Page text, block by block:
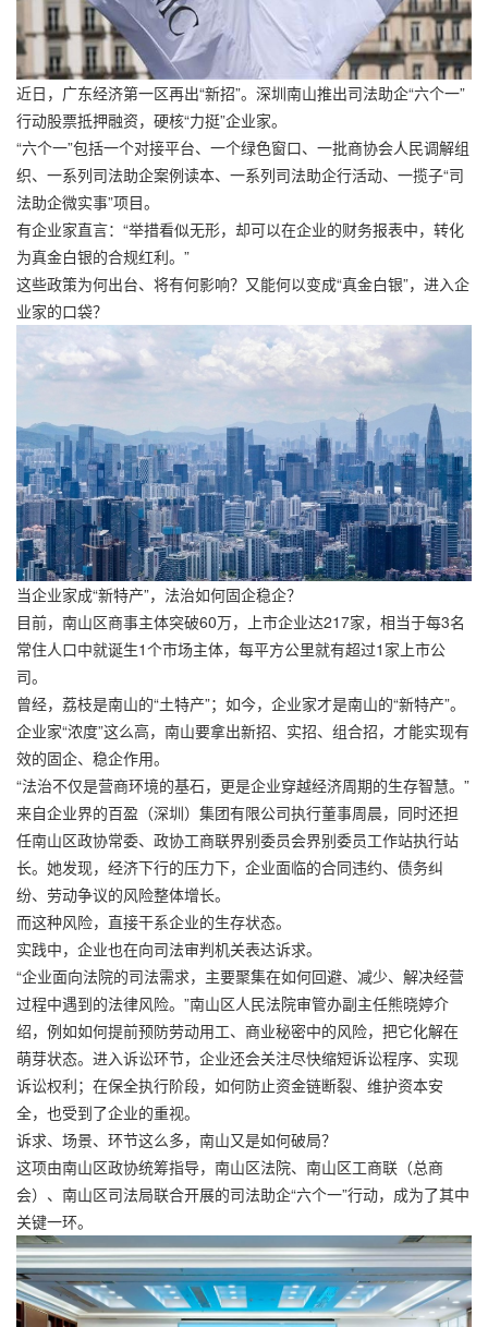
近日，广东经济第一区再出“新招”。深圳南山推出司法助企“六个一”
行动股票抵押融资，硬核“力挺”企业家。
“六个一”包括一个对接平台、一个绿色窗口、一批商协会人民调解组
织、一系列司法助企案例读本、一系列司法助企行活动、一揽子“司
法助企微实事”项目。
有企业家直言：“举措看似无形，却可以在企业的财务报表中，转化
为真金白银的合规红利。”
这些政策为何出台、将有何影响？又能何以变成“真金白银”，进入企
业家的口袋？
当企业家成“新特产”，法治如何固企稳企？
目前，南山区商事主体突破60万，上市企业达217家，相当于每3名
常住人口中就诞生1个市场主体，每平方公里就有超过1家上市公
司。
曾经，荔枝是南山的“土特产”；如今，企业家才是南山的“新特产”。
企业家“浓度”这么高，南山要拿出新招、实招、组合招，才能实现有
效的固企、稳企作用。
“法治不仅是营商环境的基石，更是企业穿越经济周期的生存智慧。”
来自企业界的百盈（深圳）集团有限公司执行董事周晨，同时还担
任南山区政协常委、政协工商联界别委员会界别委员工作站执行站
长。她发现，经济下行的压力下，企业面临的合同违约、债务纠
纷、劳动争议的风险整体增长。
而这种风险，直接干系企业的生存状态。
实践中，企业也在向司法审判机关表达诉求。
“企业面向法院的司法需求，主要聚集在如何回避、减少、解决经营
过程中遇到的法律风险。”南山区人民法院审管办副主任熊晓婷介
绍，例如如何提前预防劳动用工、商业秘密中的风险，把它化解在
萌芽状态。进入诉讼环节，企业还会关注尽快缩短诉讼程序、实现
诉讼权利；在保全执行阶段，如何防止资金链断裂、维护资本安
全，也受到了企业的重视。
诉求、场景、环节这么多，南山又是如何破局？
这项由南山区政协统筹指导，南山区法院、南山区工商联（总商
会）、南山区司法局联合开展的司法助企“六个一”行动，成为了其中
关键一环。